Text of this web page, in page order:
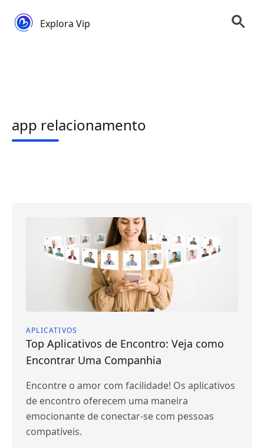
Explora Vip
app relacionamento
APLICATIVOS
Top Aplicativos de Encontro: Veja como
Encontrar Uma Companhia
Encontre o amor com facilidade! Os aplicativos
de encontro oferecem uma maneira
emocionante de conectar-se com pessoas
compatíveis.